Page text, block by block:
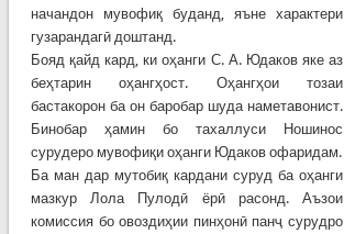
начандон мувофиқ буданд, яъне характери
гузарандагӣ доштанд.
Бояд қайд кард, ки оҳанги С. А. Юдаков яке аз
беҳтарин оҳангҳост. Оҳангҳои тозаи
бастакорон ба он баробар шуда наметавонист.
Бинобар ҳамин бо тахаллуси Ношинос
сурудеро мувофиқи оҳанги Юдаков офаридам.
Ба ман дар мутобиқ кардани суруд ба оҳанги
мазкур Лола Пулодӣ ёрӣ расонд. Аъзои
комиссия бо овоздиҳии пинҳонӣ панҷ сурудро